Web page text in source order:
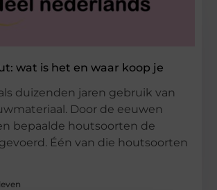
wat is het en waar koop je
duizenden jaren gebruik van
Door de eeuwen
bepaalde houtsoorten de
Één van die houtsoorten